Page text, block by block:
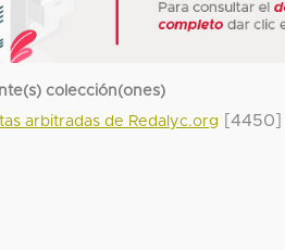
colección(ones)
arbitradas de Redalyc.org
[4450]